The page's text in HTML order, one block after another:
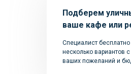
Подберем
ваше кафе или
Специалист
несколько вариантов
ваших пожеланий и